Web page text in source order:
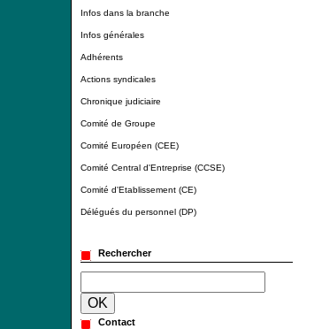
Infos dans la branche
Infos générales
Adhérents
Actions syndicales
Chronique judiciaire
Comité de Groupe
Comité Européen (CEE)
Comité Central d'Entreprise (CCSE)
Comité d'Etablissement (CE)
Délégués du personnel (DP)
Rechercher
Contact